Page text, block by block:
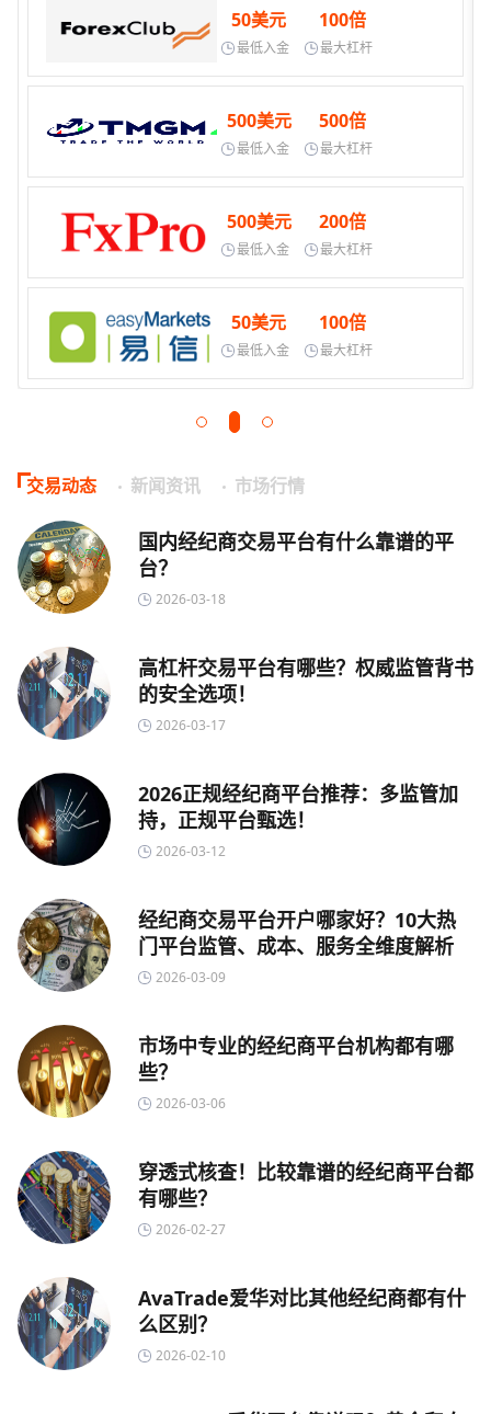
50美元
最低入金
100倍
最大杠杆
500美元
最低入金
500倍
最大杠杆
500美元
最低入金
200倍
最大杠杆
50美元
最低入金
100倍
最大杠杆
交易动态 新闻资讯 市场行情
国内经纪商交易平台有什么靠谱的平
台？
2026-03-18
高杠杆交易平台有哪些？权威监管背书
的安全选项！
2026-03-17
2026正规经纪商平台推荐：多监管加
持，正规平台甄选！
2026-03-12
经纪商交易平台开户哪家好？10大热
门平台监管、成本、服务全维度解析
2026-03-09
市场中专业的经纪商平台机构都有哪
些？
2026-03-06
穿透式核查！比较靠谱的经纪商平台都
有哪些？
2026-02-27
AvaTrade爱华对比其他经纪商都有什
么区别？
2026-02-10